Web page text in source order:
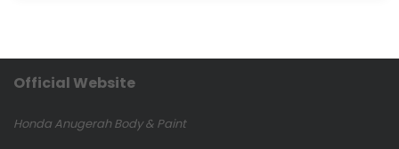
Official Website
Honda Anugerah Body & Paint